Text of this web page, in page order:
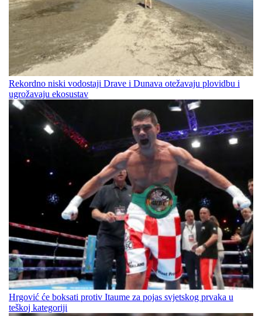
Rekordno niski vodostaji Drave i Dunava otežavaju plovidbu i
ugrožavaju ekosustav
Hrgović će boksati protiv Itaume za pojas svjetskog prvaka u
teškoj kategoriji